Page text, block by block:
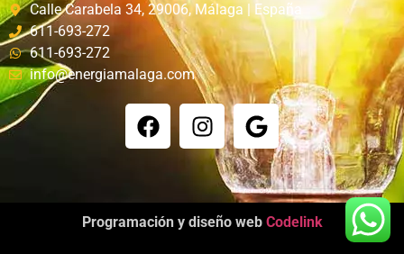
Calle Carabela 34, 29006, Málaga | España
611-693-272
611-693-272
info@energiamalaga.com
Programación y diseño webCodelink